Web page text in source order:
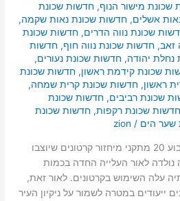
שכונת מישור הנוף,חדשות שכונת
אשלים,חדשות שכונת נאות שקמה,
שכונת נווה הדרים,חדשות שכונת
זאב,חדשות שכונת נווה חוף,חדשות
נחלת יהודה,חדשות שכונת נעורים,
שכונת קידמת ראשון,חדשות שכונת
ראשון,חדשות שכונת קרית שמחה,
שכונת רביבים,חדשות שכונת
חדשות שכונת רקפות,חדשות שכונת
שער הים /
zion
עיריית ראשון לציון תציב השבוע 20 מתקני מיחזור קרטונים שיוצבו
נולדה לאור העלייה החדה בכמות
עלה השימוש בקרטונים. לאור זאת,
ייעודים במטרה לשמור על ניקיון העיר